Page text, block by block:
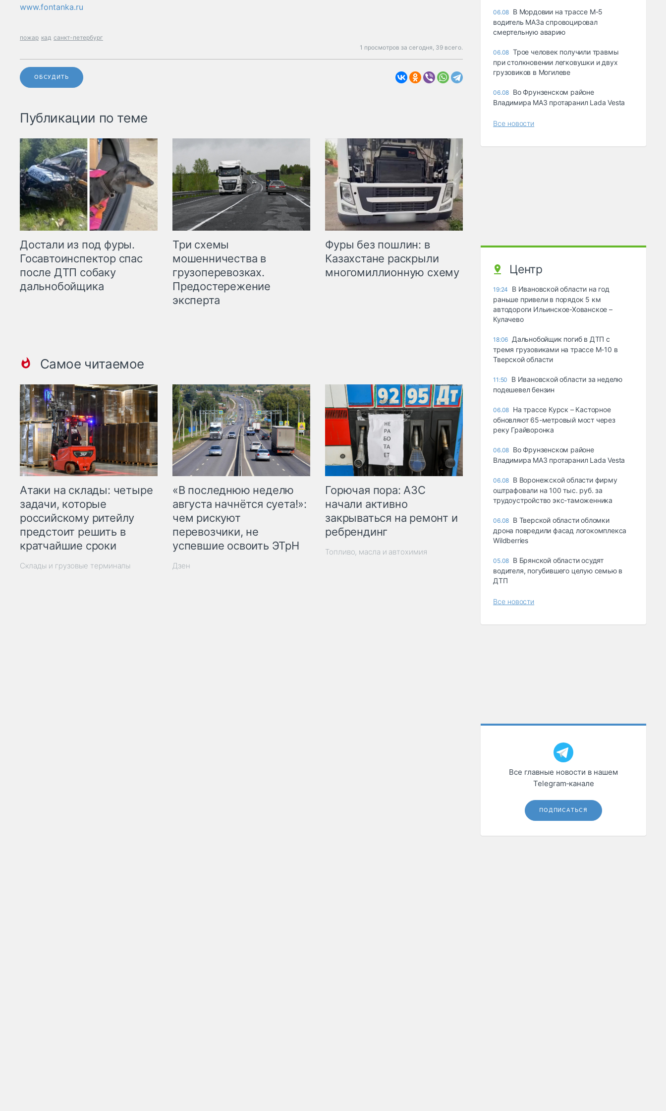
www.fontanka.ru
пожар кад санкт-петербург
1 просмотров за сегодня, 39 всего.
ОБСУДИТЬ
Публикации по теме
Достали из под фуры.
Госавтоинспектор спас
после ДТП собаку
дальнобойщика
Три схемы
мошенничества в
грузоперевозках.
Предостережение
эксперта
Фуры без пошлин: в
Казахстане раскрыли
многомиллионную схему
Самое читаемое
Атаки на склады: четыре
задачи, которые
российскому ритейлу
предстоит решить в
кратчайшие сроки
Склады и грузовые терминалы
«В последнюю неделю
августа начнётся суета!»:
чем рискуют
перевозчики, не
успевшие освоить ЭТрН
Дзен
Горючая пора: АЗС
начали активно
закрываться на ремонт и
ребрендинг
Топливо, масла и автохимия
06.08 В Мордовии на трассе М-5
водитель МАЗа спровоцировал
смертельную аварию
06.08 Трое человек получили травмы
при столкновении легковушки и двух
грузовиков в Могилеве
06.08 Во Фрунзенском районе
Владимира МАЗ протаранил Lada Vesta
Все новости
Центр
19:24
В Ивановской области на год
раньше привели в порядок 5 км
автодороги Ильинское-Хованское –
Кулачево
18:06 Дальнобойщик погиб в ДТП с
тремя грузовиками на трассе М-10 в
Тверской области
11:50
В Ивановской области за неделю
подешевел бензин
06.08 На трассе Курск – Касторное
обновляют 65-метровый мост через
реку Грайворонка
06.08 Во Фрунзенском районе
Владимира МАЗ протаранил Lada Vesta
06.08 В Воронежской области фирму
оштрафовали на 100 тыс. руб. за
трудоустройство экс-таможенника
06.08 В Тверской области обломки
дрона повредили фасад логокомплекса
Wildberries
05.08 В Брянской области осудят
водителя, погубившего целую семью в
ДТП
Все новости
Все главные новости в нашем
Telegram‑канале
ПОДПИСАТЬСЯ